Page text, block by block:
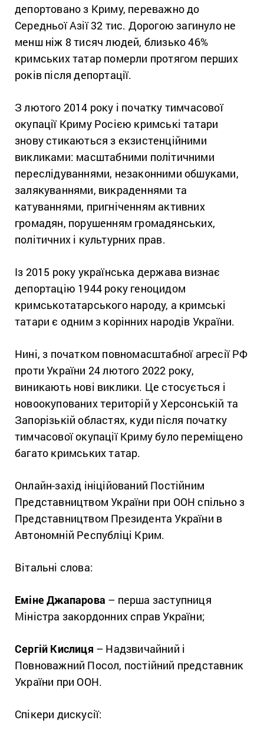
депортовано з Криму, переважно до
Середньої Азії 32 тис. Дорогою загинуло не
менш ніж 8 тисяч людей, близько 46%
кримських татар померли протягом перших
років після депортації.
З лютого 2014 року і початку тимчасової
окупації Криму Росією кримські татари
знову стикаються з екзистенційними
викликами: масштабними політичними
переслідуваннями, незаконними обшуками,
залякуваннями, викраденнями та
катуваннями, пригніченням активних
громадян, порушенням громадянських,
політичних і культурних прав.
Із 2015 року українська держава визнає
депортацію 1944 року геноцидом
кримськотатарського народу, а кримські
татари є одним з корінних народів України.
Нині, з початком повномасштабної агресії РФ
проти України 24 лютого 2022 року,
виникають нові виклики. Це стосується і
новоокупованих територій у Херсонській та
Запорізькій областях, куди після початку
тимчасової окупації Криму було переміщено
багато кримських татар.
Онлайн-захід ініційований Постійним
Представництвом України при ООН спільно з
Представництвом Президента України в
Автономній Республіці Крим.
Вітальні слова:
Еміне Джапарова – перша заступниця
Міністра закордонних справ України;
Сергій Кислиця – Надзвичайний і
Повноважний Посол, постійний представник
України при ООН.
Спікери дискусії: